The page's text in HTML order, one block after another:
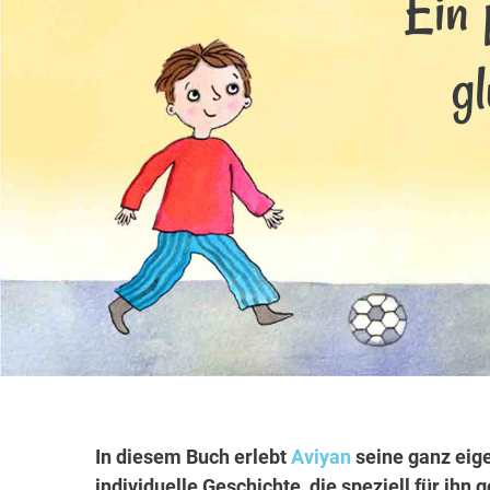
In diesem Buch erlebtAviyan seine ganz